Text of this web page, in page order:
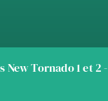
New Tornado 1 et 2